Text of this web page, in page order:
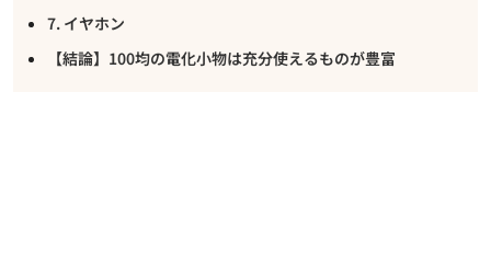
7. イヤホン
【結論】100均の電化小物は充分使えるものが豊富